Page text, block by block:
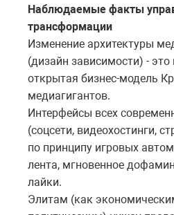
Наблюдаемые факты
трансформации
Изменение архитектуры
(дизайн зависимости) - это
открытая бизнес-модель
медиагигантов.
Интерфейсы всех
(соцсети, видеохостинги,
по принципу игровых
лента, мгновенное
лайки.
Элитам (как